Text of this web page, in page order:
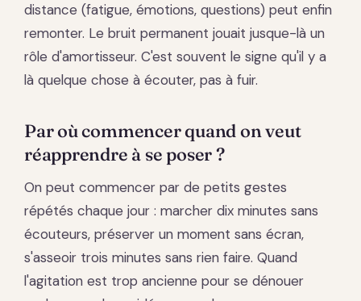
distance (fatigue, émotions, questions) peut enfin
remonter. Le bruit permanent jouait jusque-là un
rôle d'amortisseur. C'est souvent le signe qu'il y a
là quelque chose à écouter, pas à fuir.
Par où commencer quand on veut
réapprendre à se poser ?
On peut commencer par de petits gestes
répétés chaque jour : marcher dix minutes sans
écouteurs, préserver un moment sans écran,
s'asseoir trois minutes sans rien faire. Quand
l'agitation est trop ancienne pour se dénouer